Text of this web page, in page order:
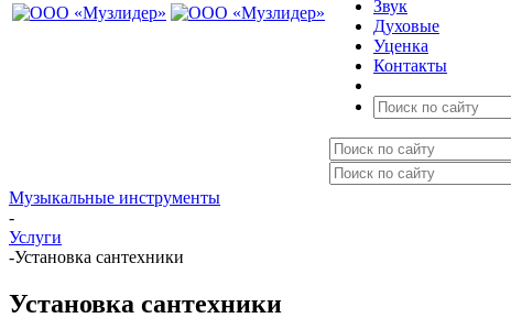
Звук
Духовые
Уценка
Контакты
Музыкальные инструменты
-
Услуги
-Установка сантехники
Установка сантехники